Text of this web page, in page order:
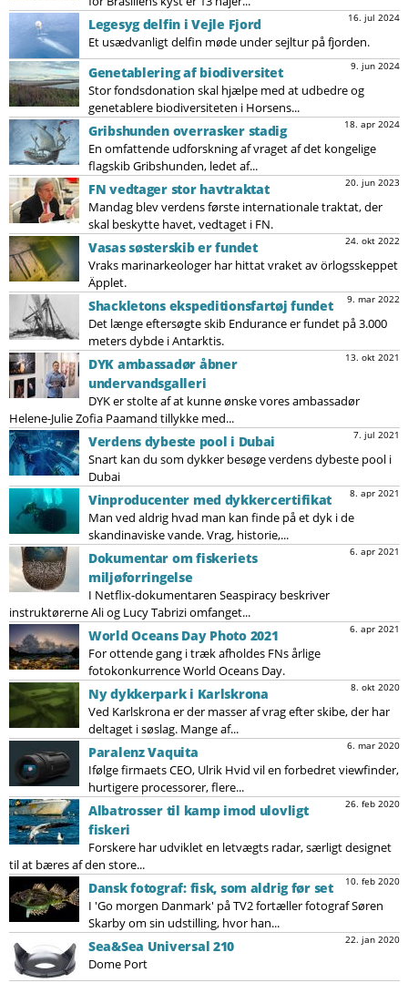
16. jul 2024
Legesyg delfin i Vejle Fjord
Et usædvanligt delfin møde under sejltur på fjorden.
9. jun 2024
Genetablering af biodiversitet
Stor fondsdonation skal hjælpe med at udbedre og
genetablere biodiversiteten i Horsens...
18. apr 2024
Gribshunden overrasker stadig
En omfattende udforskning af vraget af det kongelige
flagskib Gribshunden, ledet af...
20. jun 2023
FN vedtager stor havtraktat
Mandag blev verdens første internationale traktat, der
skal beskytte havet, vedtaget i FN.
24. okt 2022
Vasas søsterskib er fundet
Vraks marinarkeologer har hittat vraket av örlogsskeppet
Äpplet.
9. mar 2022
Shackletons ekspeditionsfartøj fundet
Det længe eftersøgte skib Endurance er fundet på 3.000
meters dybde i Antarktis.
13. okt 2021
DYK ambassadør åbner
undervandsgalleri
DYK er stolte af at kunne ønske vores ambassadør
Helene-Julie Zofia Paamand tillykke med...
7. jul 2021
Verdens dybeste pool i Dubai
Snart kan du som dykker besøge verdens dybeste pool i
Dubai
8. apr 2021
Vinproducenter med dykkercertifikat
Man ved aldrig hvad man kan finde på et dyk i de
skandinaviske vande. Vrag, historie,...
6. apr 2021
Dokumentar om fiskeriets
miljøforringelse
I Netflix-dokumentaren Seaspiracy beskriver
instruktørerne Ali og Lucy Tabrizi omfanget...
6. apr 2021
World Oceans Day Photo 2021
For ottende gang i træk afholdes FNs årlige
fotokonkurrence World Oceans Day.
8. okt 2020
Ny dykkerpark i Karlskrona
Ved Karlskrona er der masser af vrag efter skibe, der har
deltaget i søslag. Mange af...
6. mar 2020
Paralenz Vaquita
Ifølge firmaets CEO, Ulrik Hvid vil en forbedret viewfinder,
hurtigere processorer, flere...
26. feb 2020
Albatrosser til kamp imod ulovligt
fiskeri
Forskere har udviklet en letvægts radar, særligt designet
til at bæres af den store...
10. feb 2020
Dansk fotograf: fisk, som aldrig før set
I 'Go morgen Danmark' på TV2 fortæller fotograf Søren
Skarby om sin udstilling, hvor han...
22. jan 2020
Sea&Sea Universal 210
Dome Port